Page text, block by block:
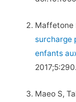
Maffetone
surcharge
enfants
Maeo S,